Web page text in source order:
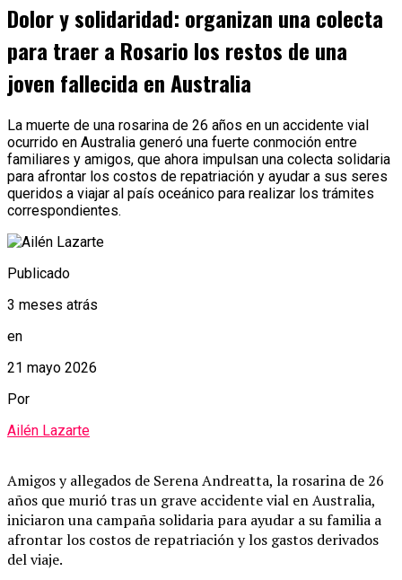
Dolor y solidaridad: organizan una colecta
para traer a Rosario los restos de una
joven fallecida en Australia
La muerte de una rosarina de 26 años en un accidente vial
ocurrido en Australia generó una fuerte conmoción entre
familiares y amigos, que ahora impulsan una colecta solidaria
para afrontar los costos de repatriación y ayudar a sus seres
queridos a viajar al país oceánico para realizar los trámites
correspondientes.
Publicado
3 meses atrás
en
21 mayo 2026
Por
Ailén Lazarte
Amigos y allegados de Serena Andreatta, la rosarina de 26
años que murió tras un grave accidente vial en Australia,
iniciaron una campaña solidaria para ayudar a su familia a
afrontar los costos de repatriación y los gastos derivados
del viaje.